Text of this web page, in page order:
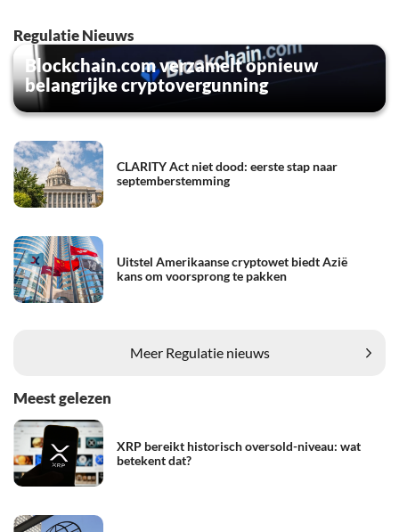
Regulatie Nieuws
Blockchain.com verzamelt opnieuw
belangrijke cryptovergunning
CLARITY Act niet dood: eerste stap naar
septemberstemming
Uitstel Amerikaanse cryptowet biedt Azië
kans om voorsprong te pakken
Meer Regulatie nieuws
Meest gelezen
XRP bereikt historisch oversold-niveau: wat
betekent dat?